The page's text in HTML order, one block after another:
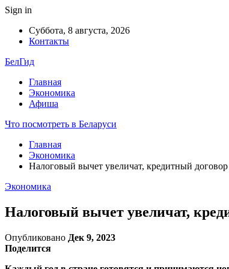
Sign in
Суббота, 8 августа, 2026
Контакты
БелГид
Главная
Экономика
Афиша
Что посмотреть в Беларуси
Главная
Экономика
Налоговый вычет увеличат, кредитный
Экономика
Налоговый вычет увеличат,
Опубликовано Дек 9, 2023
Поделится